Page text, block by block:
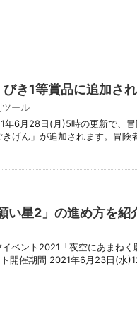
き1等賞品に追加さ
ツール
年6月28日(月)5時の更新で、
げん」が追加されます。冒険
い星2」の進め方を紹
ベント2021「夜空にあまねく
開催期間 2021年6月23日(水